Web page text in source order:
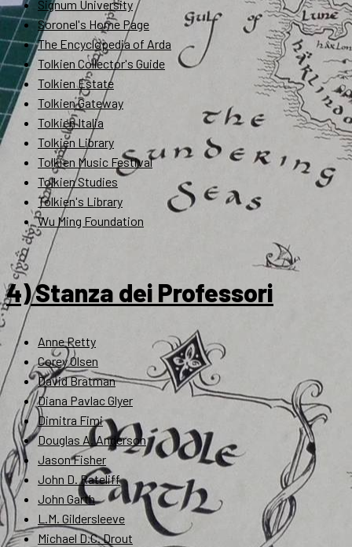
Signum University
Soronel's Home Page
The Encyclopedia of Arda
Tolkien Collector's Guide
Tolkien Estate
Tolkien Gateway
Tolkien Italia
Tolkien Library
Tolkien Music Festival
Tolkien Studies
Tolkien's Library
Wu Ming Foundation
4) Stanza dei Professori
Anne Petty
Corey Olsen
David Bratman
Diana Pavlac Glyer
Dimitra Fimi
Douglas A. Anderson
Jason Fisher
John D. Rateliff
John Garth
L.M. Gildersleeve
Michael D.C. Drout